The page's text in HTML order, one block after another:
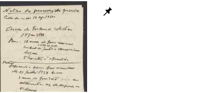
referindo problemas com a estação
de telégrafos a seu cargo durante 14
e 18 de Maio de 1914, e
acrescentando considerações
acerca da sua direcção do
movimento revolucionário.
s.d.
Fundo:Rodrigo José Rodrigues
Tipo Documental:Documentos
Página(s):8